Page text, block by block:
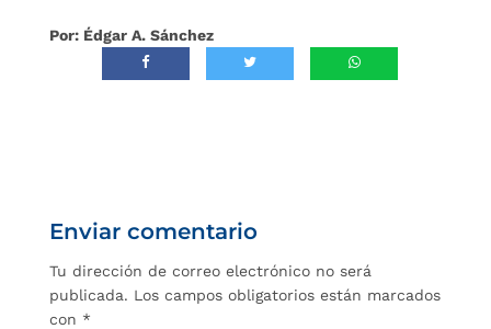
Por: Édgar A. Sánchez
Enviar comentario
Tu dirección de correo electrónico no será
publicada. Los campos obligatorios están marcados
con *